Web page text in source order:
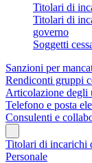
Titolari di
Titolari di
governo
Soggetti
Sanzioni per
Rendiconti gruppi
Articolazione degli
Telefono e posta
Consulenti e
Titolari di incarichi
Personale